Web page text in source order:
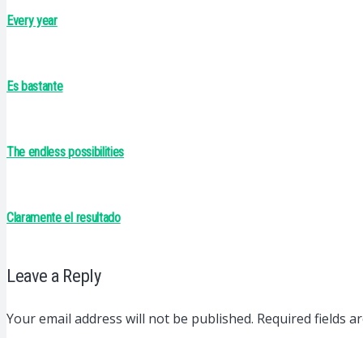
Every year
Es bastante
The endless possibilities
Claramente el resultado
Leave a Reply
Your email address will not be published. Required fields